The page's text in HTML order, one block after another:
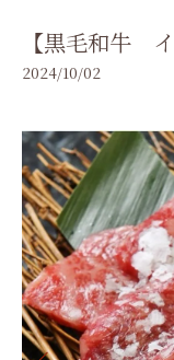
【黒毛和牛 イ
2024/10/02